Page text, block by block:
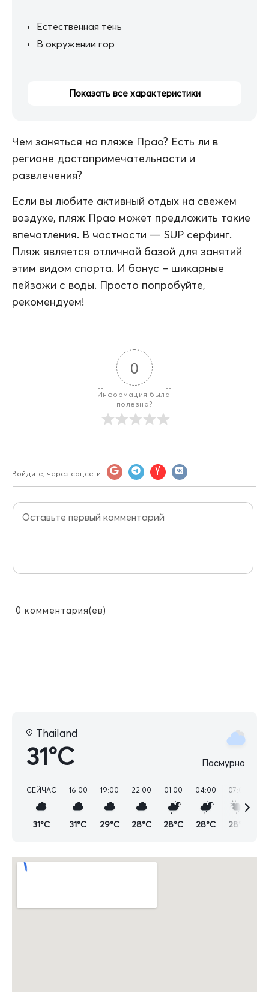
Естественная тень
В окружении гор
Показать все характеристики
Чем заняться на пляже Прао? Есть ли в
регионе достопримечательности и
развлечения?
Если вы любите активный отдых на свежем
воздухе, пляж Прао может предложить такие
впечатления. В частности — SUP серфинг.
Пляж является отличной базой для занятий
этим видом спорта. И бонус – шикарные
пейзажи с воды. Просто попробуйте,
рекомендуем!
0
Информация была
полезна?
Войдите, через соцсети
0 комментария(ев)
Thailand
31°C Пасмурно
СЕЙЧАС
31°C
16:00
31°C
19:00
29°C
22:00
28°C
01:00
28°C
04:00
28°C
07:00
28°C